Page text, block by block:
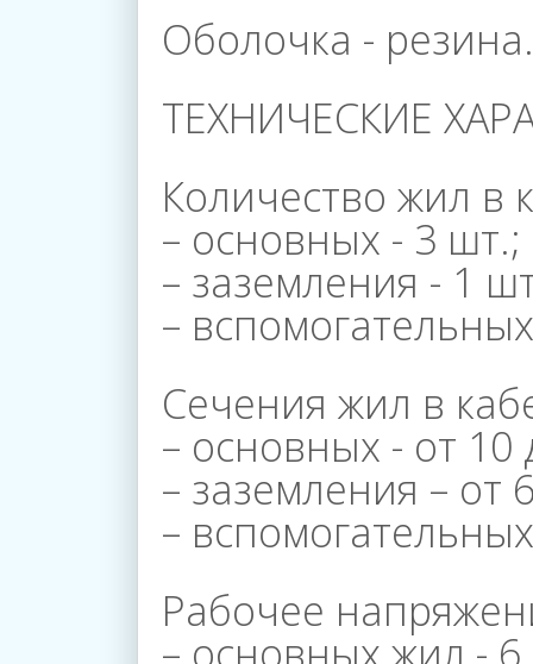
Магазины
Вакансии
Управление
Оболочка - резина.
ТЕХНИЧЕСКИЕ
Количество жил в
– основных - 3 шт.;
– заземления - 1
–
Сечения жил в
– основных - от 10
– заземления – от
–
Рабочее